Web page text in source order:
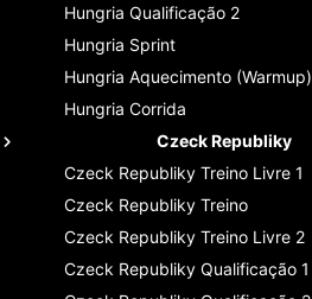
Hungria Qualificação 2
Hungria Sprint
Hungria Aquecimento (Warmup)
Hungria Corrida
Czeck Republiky
Czeck Republiky Treino Livre 1
Czeck Republiky Treino
Czeck Republiky Treino Livre 2
Czeck Republiky Qualificação 1